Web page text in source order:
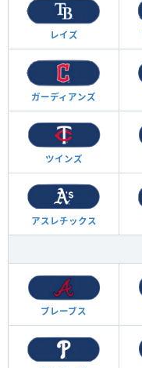
レイズ
ガーディアンズ
ツインズ
アスレチックス
ブレーブス